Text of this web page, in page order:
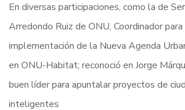
En diversas participaciones, como la de
Arredondo Ruiz de ONU, Coordinador para
implementación de la Nueva Agenda
en ONU-Habitat; reconoció en Jorge
buen líder para apuntalar proyectos de
inteligentes